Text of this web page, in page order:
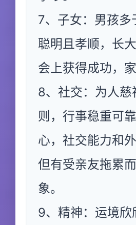
7、子女：男孩多
聪明且孝顺，长
会上获得成功，家
8、社交：为人慈
则，行事稳重可
心，社交能力和外
但有受亲友拖累
象。
9、精神：运境欣